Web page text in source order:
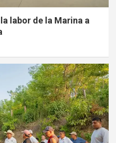
labor de la Marina a